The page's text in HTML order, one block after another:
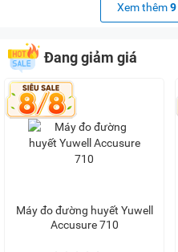
Xem thêm9
Đang giảm giá
Máy đo đường huyết Yuwell
Accusure 710